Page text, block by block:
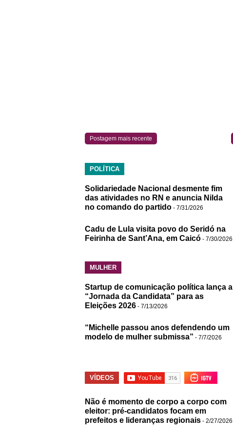
Postagem mais recente
POLÍTICA
Solidariedade Nacional desmente fim
das atividades no RN e anuncia Nilda
no comando do partido - 7/31/2026
Cadu de Lula visita povo do Seridó na
Feirinha de Sant’Ana, em Caicó - 7/30/2026
MULHER
Startup de comunicação política lança a
“Jornada da Candidata” para as
Eleições 2026 - 7/13/2026
“Michelle passou anos defendendo um
modelo de mulher submissa” - 7/7/2026
VÍDEOS
Não é momento de corpo a corpo com
eleitor: pré-candidatos focam em
prefeitos e lideranças regionais - 2/27/2026